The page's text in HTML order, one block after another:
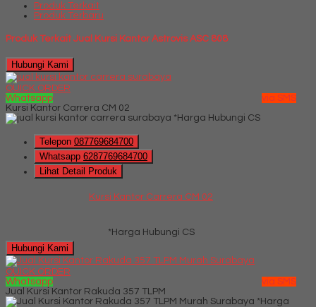
Produk Terkait
Produk Terbaru
Produk Terkait Jual Kursi Kantor Astrovis ASC 808
Hubungi Kami
QUICK ORDER
Whatsapp
via SMS
Kursi Kantor Carrera CM 02
*Harga Hubungi CS
Telepon 087769684700
Whatsapp 6287769684700
Lihat Detail Produk
Kursi Kantor Carrera CM 02
*Harga Hubungi CS
Hubungi Kami
QUICK ORDER
Whatsapp
via SMS
Jual Kursi Kantor Rakuda 357 TLPM
*Harga